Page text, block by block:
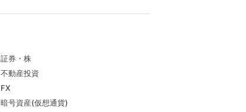
証券・株
不動産投資
FX
暗号資産(仮想通貨)